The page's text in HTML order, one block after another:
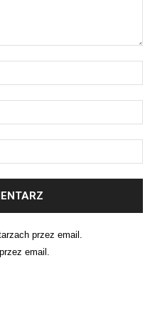
przez email.
email.